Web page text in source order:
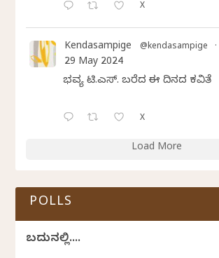
X
Kendasampige @kendasampige ·
29 May 2024
ಭವ್ಯ ಟಿ.ಎಸ್. ಬರೆದ ಈ ದಿನದ ಕವಿತೆ
X
Load More
POLLS
ಬದುಕಿನಲ್ಲಿ....